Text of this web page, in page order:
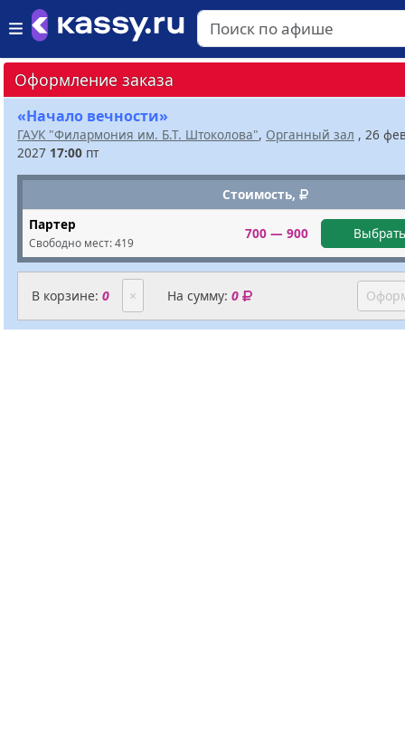
Оформление заказа
«Начало вечности»
ГАУК "Филармония им. Б.Т. Штоколова", Органный зал , 26
2027 17:00 пт
Стоимость,
Партер
Свободно мест:419
700 — 900
В корзине: 0 × На сумму:0